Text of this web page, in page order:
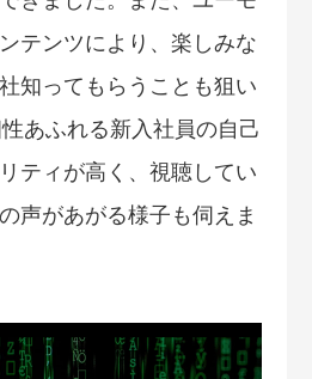
テンツにより、楽しみな
知ってもらうことも狙い
あふれる新入社員の自己
ティが高く、視聴してい
声があがる様子も伺えま